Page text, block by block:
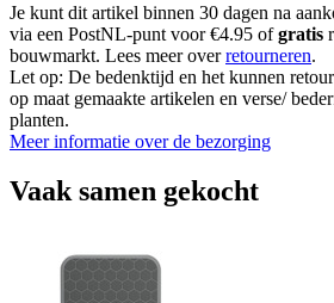
Je kunt dit artikel binnen 30 dagen na
via een PostNL-punt voor €4.95 ofgratis
bouwmarkt. Lees meer overretourneren.
Let op: De bedenktijd en het kunnen
op maat gemaakte artikelen en verse/
planten.
Meer informatie over de bezorging
Vaak samen gekocht